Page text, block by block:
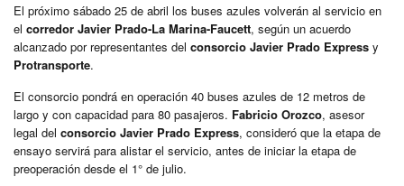
El próximo sábado 25 de abril los buses azules volverán al servicio en
el corredor Javier Prado-La Marina-Faucett, según un acuerdo
alcanzado por representantes del consorcio Javier Prado Express y
Protransporte.
El consorcio pondrá en operación 40 buses azules de 12 metros de
largo y con capacidad para 80 pasajeros. Fabricio Orozco, asesor
legal del consorcio Javier Prado Express, consideró que la etapa de
ensayo servirá para alistar el servicio, antes de iniciar la etapa de
preoperación desde el 1° de julio.